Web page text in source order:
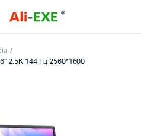
2.5K 144 Гц 2560*1600